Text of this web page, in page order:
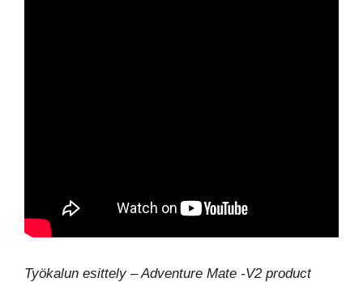
Työkalun esittely – Adventure Mate -V2 product